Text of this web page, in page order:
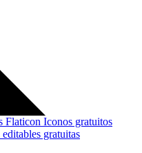
Flaticon Iconos gratuitos
gratuitas